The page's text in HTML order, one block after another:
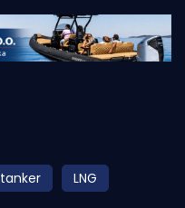
tanker LNG